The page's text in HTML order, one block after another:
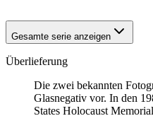
Gesamte serie anzeigen
Überlieferung
Die zwei bekannten
Glasnegativ vor. In den
States Holocaust